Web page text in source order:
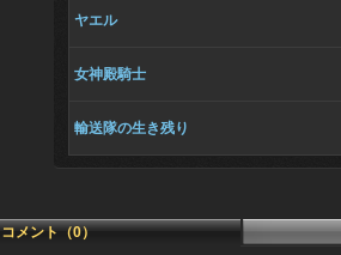
ヤエル
女神殿騎士
輸送隊の生き残り
コメント（0）